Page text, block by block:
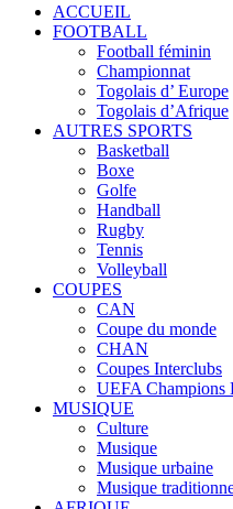
ACCUEIL
FOOTBALL
Football féminin
Championnat
Togolais d’ Europe
Togolais d’Afrique
AUTRES SPORTS
Basketball
Boxe
Golfe
Handball
Rugby
Tennis
Volleyball
COUPES
CAN
Coupe du monde
CHAN
Coupes Interclubs
UEFA Champions
MUSIQUE
Culture
Musique
Musique urbaine
Musique